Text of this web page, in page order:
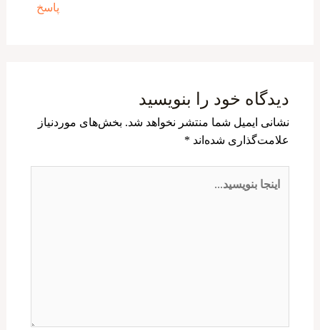
پاسخ
دیدگاه‌ خود را بنویسید
نشانی ایمیل شما منتشر نخواهد شد. بخش‌های موردنیاز
علامت‌گذاری شده‌اند *
بنویسید…